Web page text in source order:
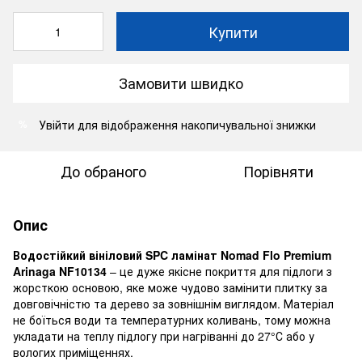
Купити
Замовити швидко
Увійти для відображення накопичувальної знижки
До обраного Порівняти
Опис
Водостійкий вініловий SPC ламінат Nomad Flo Premium
Arinaga NF10134 – це дуже якісне покриття для підлоги з
жорсткою основою, яке може чудово замінити плитку за
довговічністю та дерево за зовнішнім виглядом. Матеріал
не боїться води та температурних коливань, тому можна
укладати на теплу підлогу при нагріванні до 27°С або у
вологих приміщеннях.